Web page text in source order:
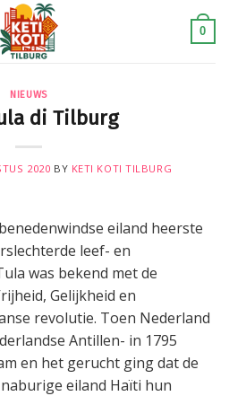
0
NIEUWS
di Tilburg
2020 BY KETI KOTI TILBURG
eiland heerste
leef- en
was bekend met de
Gelijkheid en
revolutie. Toen Nederland
Antillen- in 1795
en het gerucht ging dat de
eiland Haïti hun